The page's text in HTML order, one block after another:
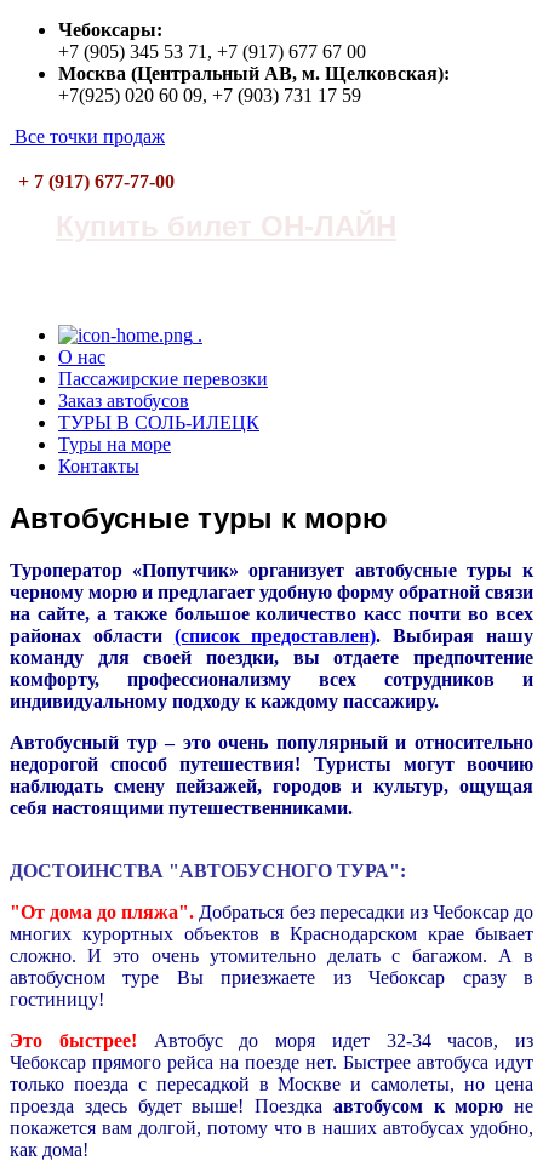
Чебоксары:
+7 (905) 345 53 71, +7 (917) 677 67 00
Москва (Центральный АВ, м. Щелковская):
+7(925) 020 60 09, +7 (903) 731 17 59
Все точки продаж
+ 7 (917) 677-77-00
Купить билет ОН-ЛАЙН
.
О нас
Пасcажирские перевозки
Заказ автобусов
ТУРЫ В СОЛЬ-ИЛЕЦК
Туры на море
Контакты
Автобусные туры к морю
Туроператор «Попутчик» организует автобусные туры к
черному морю и предлагает удобную форму обратной связи
на сайте, а также большое количество касс почти во всех
районах области (список предоставлен). Выбирая нашу
команду для своей поездки, вы отдаете предпочтение
комфорту, профессионализму всех сотрудников и
индивидуальному подходу к каждому пассажиру.
Автобусный тур– это очень популярный и относительно
недорогой способ путешествия! Туристы могут воочию
наблюдать смену пейзажей, городов и культур, ощущая
себя настоящими путешественниками.
ДОСТОИНСТВА "АВТОБУСНОГО ТУРА":
"От дома до пляжа". Добраться без пересадки из Чебоксар до
многих курортных объектов вКраснодарском крае бывает
сложно. И это очень утомительно делать с багажом. А в
автобусном туре Вы приезжаете из Чебоксар сразу в
гостиницу!
Это быстрее! Автобус до моря идет 32-34 часов, из
Чебоксар прямого рейса на поезде нет. Быстрее автобуса идут
только поезда с пересадкой в Москве и самолеты, но цена
проезда здесь будет выше! Поездка автобусом к морю не
покажется вам долгой, потому что в наших автобусах удобно,
как дома!